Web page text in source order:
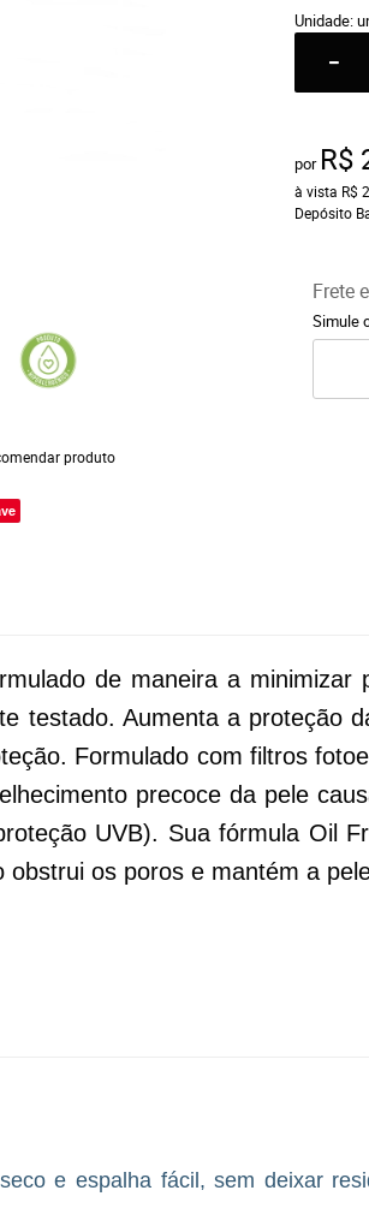
produto
Unidade:
por R$
à vista R$
Depósito
Frete
Simule
de maneira a
testado. Aumenta a proteção
Formulado com filtros
precoce da pele
UVB). Sua fórmula Oil
os poros e mantém a
e espalha fácil, sem deixar